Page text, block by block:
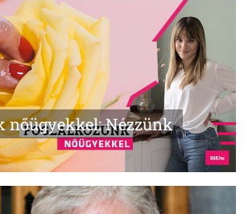
nőügyekkel: Nézzünk